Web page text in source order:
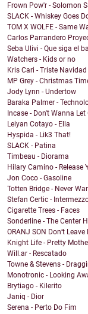
Frown Pow'r - Solomon
SLACK - Whiskey Goes
TOM X WOLFE - Same
Carlos Parrandero
Seba Ulivi - Que siga el
Watchers - Kids or no
Kris Cari - Triste Navidad
MP Grey - Christmas
Jody Lynn - Undertow
Baraka Palmer -
Incase - Don't Wanna Let
Leiyan Cotayo - Ella
Hyspida - Lik3 That!
SLACK - Patina
Timbeau - Diorama
Hilary Camino - Release
Jon Coco - Gasoline
Totten Bridge - Never
Stefan Certic -
Cigarette Trees - Faces
Sonderline - The Center
ORANJ SON Don’t
Knight Life - Pretty
Will.ar - Rescatado
Towne & Stevens -
Monotronic - Looking
Brytiago - Kilerito
Janiq - Dior
Serena - Perto Do Fim